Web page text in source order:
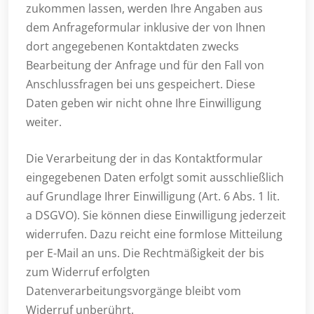
zukommen lassen, werden Ihre Angaben aus
dem Anfrageformular inklusive der von Ihnen
dort angegebenen Kontaktdaten zwecks
Bearbeitung der Anfrage und für den Fall von
Anschlussfragen bei uns gespeichert. Diese
Daten geben wir nicht ohne Ihre Einwilligung
weiter.
Die Verarbeitung der in das Kontaktformular
eingegebenen Daten erfolgt somit ausschließlich
auf Grundlage Ihrer Einwilligung (Art. 6 Abs. 1 lit.
a DSGVO). Sie können diese Einwilligung jederzeit
widerrufen. Dazu reicht eine formlose Mitteilung
per E-Mail an uns. Die Rechtmäßigkeit der bis
zum Widerruf erfolgten
Datenverarbeitungsvorgänge bleibt vom
Widerruf unberührt.